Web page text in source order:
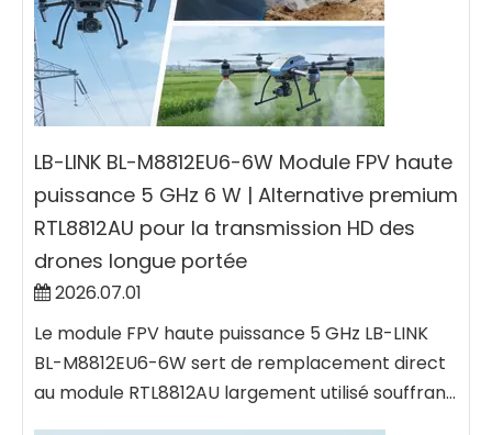
LB-LINK BL-M8812EU6-6W Module FPV haute
puissance 5 GHz 6 W | Alternative premium
RTL8812AU pour la transmission HD des
drones longue portée
2026.07.01
Le module FPV haute puissance 5 GHz LB-LINK
BL-M8812EU6-6W sert de remplacement direct
au module RTL8812AU largement utilisé souffran...